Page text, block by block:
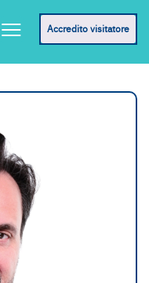
Accredito visitatore